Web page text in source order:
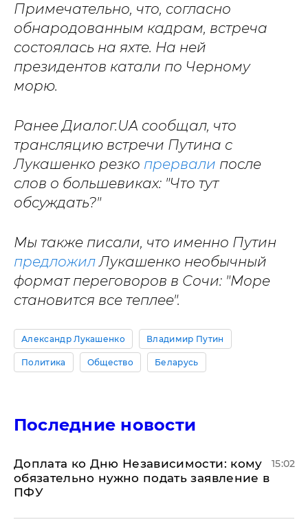
Примечательно, что, согласно
обнародованным кадрам, встреча
состоялась на яхте. На ней
президентов катали по Черному
морю.
Ранее Диалог.UA сообщал, что
трансляцию встречи Путина с
Лукашенко резко прервали после
слов о большевиках: "Что тут
обсуждать?"
Мы также писали, что именно Путин
предложилЛукашенко необычный
формат переговоров в Сочи: "Море
становится все теплее".
Александр Лукашенко Владимир Путин
Политика Общество Беларусь
Последние новости
Доплата ко Дню Независимости: кому
обязательно нужно подать заявление в
ПФУ
15:02